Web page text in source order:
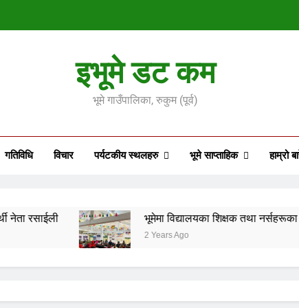
इभूमे डट कम
भूमे गाउँपालिका, रुकुम (पूर्व)
गतिविधि विचार पर्यटकीय स्थलहरु भूमे साप्ताहिक हाम्रो
भूमेमा विद्यालयका शिक्षक तथा नर्सहरूका लागि
2 Years Ago